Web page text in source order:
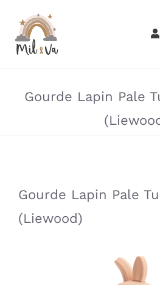
contenu
Gourde Lapin Pale
Gourde Lapin Pale
(Liewood)